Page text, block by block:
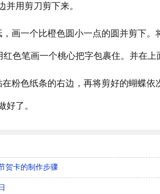
并用剪刀剪下来。
画一个比橙色圆小一点的圆并剪下
色笔画一个桃心把字包裹住。并在上
粉色纸条的右边，再将剪好的蝴蝶
好了。
贺卡的制作步骤